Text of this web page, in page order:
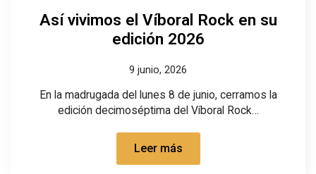
Así vivimos el Víboral Rock en su
edición 2026
9 junio, 2026
En la madrugada del lunes 8 de junio, cerramos la
edición decimoséptima del Víboral Rock…
Leer más